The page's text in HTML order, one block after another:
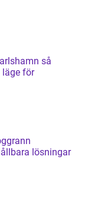
så
för
lösningar